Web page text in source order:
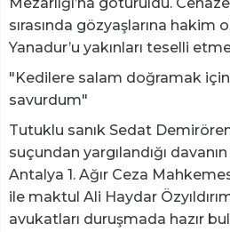
Mezarlığı’na götürüldü.
sırasında gözyaşlarına hakim
Yanadur’u yakınları teselli
"Kedilere salam doğramak için
savurdum"
Tutuklu sanık Sedat
suçundan yargılandığı
Antalya 1. Ağır Ceza
ile maktul Ali Haydar
avukatları duruşmada hazır